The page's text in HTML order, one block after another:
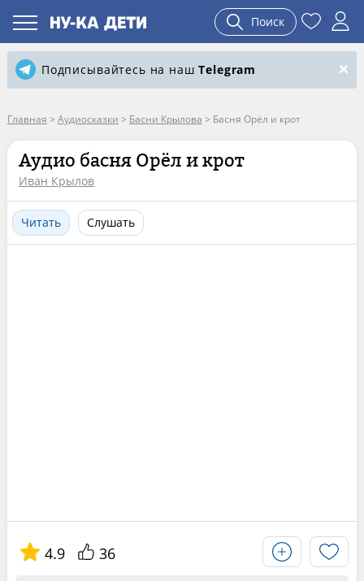
Поиск
Подписывайтесь на нашTelegram
Главная > Аудиосказки > Басни Крылова > Басня Орёл и крот
Аудио басня Орёл и крот
Иван Крылов
Читать Слушать
4.9 36